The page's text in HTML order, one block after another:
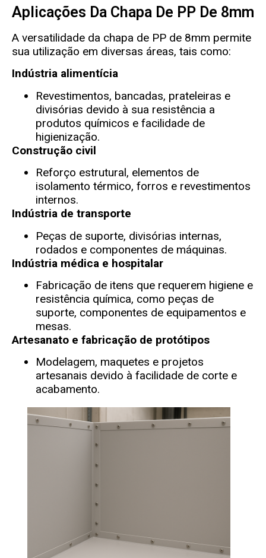
Aplicações Da Chapa De PP De 8mm
A versatilidade da chapa de PP de 8mm permite
sua utilização em diversas áreas, tais como:
Indústria alimentícia
Revestimentos, bancadas, prateleiras e
divisórias devido à sua resistência a
produtos químicos e facilidade de
higienização.
Construção civil
Reforço estrutural, elementos de
isolamento térmico, forros e revestimentos
internos.
Indústria de transporte
Peças de suporte, divisórias internas,
rodados e componentes de máquinas.
Indústria médica e hospitalar
Fabricação de itens que requerem higiene e
resistência química, como peças de
suporte, componentes de equipamentos e
mesas.
Artesanato e fabricação de protótipos
Modelagem, maquetes e projetos
artesanais devido à facilidade de corte e
acabamento.